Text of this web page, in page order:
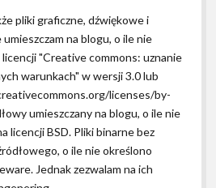
pliki graficzne, dźwiękowe i
na blogu, o ile nie
licencji "Creative commons: uznanie
warunkach" w wersji 3.0 lub
licenses/by-
umieszczany na blogu, o ile nie
licencji BSD. Pliki binarne bez
o ile nie określono
Jednak zezwalam na ich